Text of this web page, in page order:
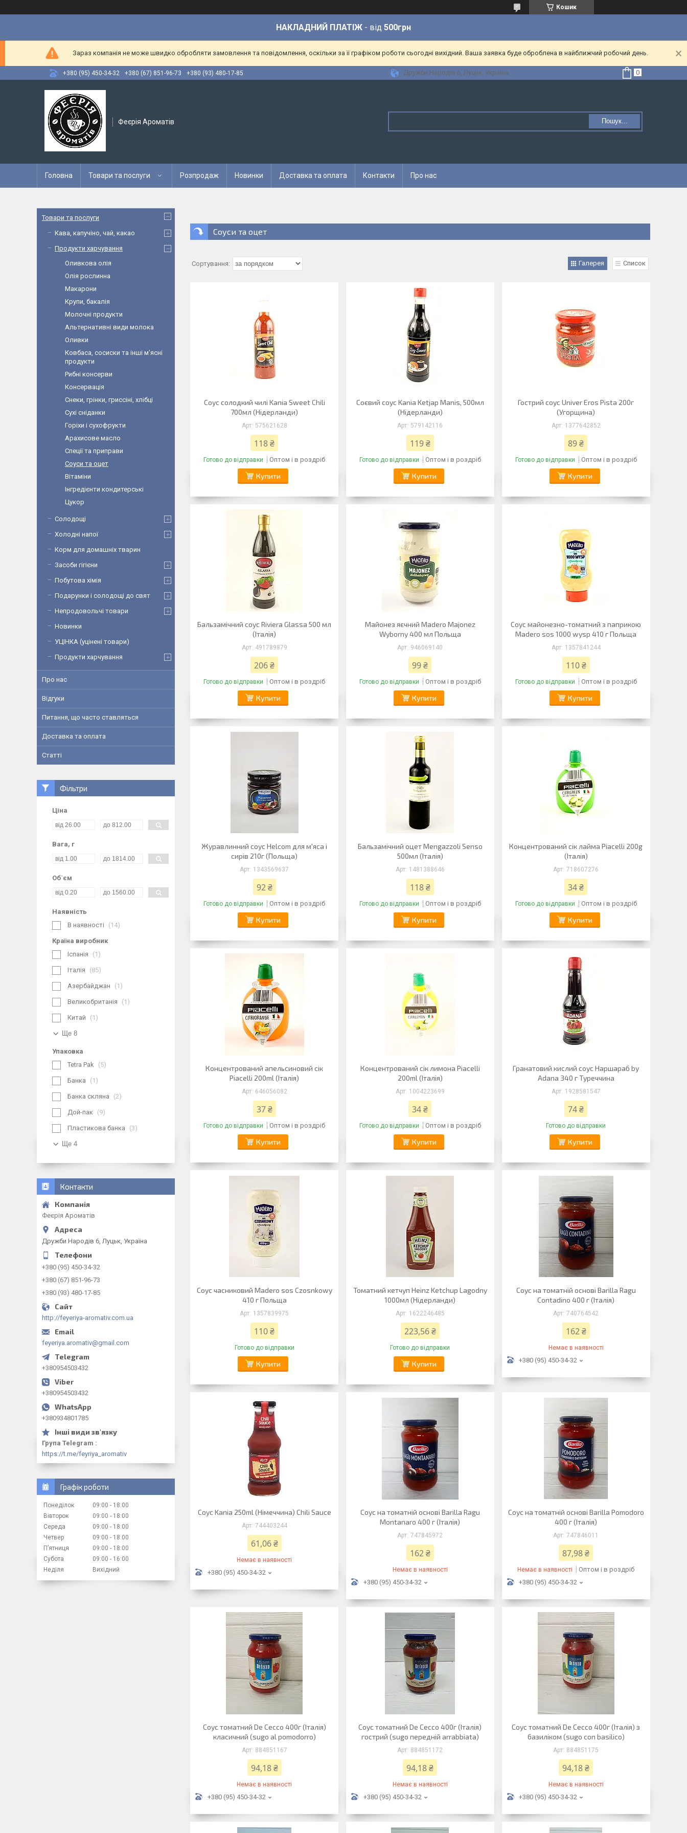
Кошик
НАКЛАДНИЙ ПЛАТІЖ - від 500грн
Зараз компанія не може швидко обробляти замовлення та повідомлення, оскільки за її графіком роботи сьогодні вихідний. Ваша заявка буде оброблена в найближчий робочий день.
+380 (95) 450-34-32 +380 (67) 851-96-73 +380 (93) 480-17-85 Дружби Народів 6, Луцьк, Україна
Феєрія Ароматів Пошук...
Головна Товари та послуги Розпродаж Новинки Доставка та оплата Контакти Про нас
Соуси та оцет
Галерея Список
Соус солодкий чилі Kania Sweet Chili
700мл (Нідерланди)
575621628
118 ₴
Готово до відправки Оптом і в роздріб
Купити
Соєвий соус Kania Ketjap Manis, 500мл
(Нідерланди)
579142116
119 ₴
Готово до відправки Оптом і в роздріб
Купити
Гострий соус Univer Eros Pista 200г
(Угорщина)
1377642852
89 ₴
Готово до відправки Оптом і в роздріб
Купити
Бальзамічний соус Riviera Glassa 500 мл
(Італія)
491789879
206 ₴
Готово до відправки Оптом і в роздріб
Купити
Майонез яєчний Madero Majonez
Wyborny 400 мл Польща
946069140
99 ₴
Готово до відправки Оптом і в роздріб
Купити
Соус майонезно-томатний з паприкою
Madero sos 1000 wysp 410 г Польща
1357841244
110 ₴
Готово до відправки Оптом і в роздріб
Купити
Журавлинний соус Helcom для м'яса і
сирів 210г (Польща)
1343569637
92 ₴
Готово до відправки Оптом і в роздріб
Купити
Бальзамічний оцет Mengazzoli Senso
500мл (Італія)
1481388646
118 ₴
Готово до відправки Оптом і в роздріб
Купити
Концентрований сік лайма Piacelli 200g
(Італія)
718607276
34 ₴
Готово до відправки Оптом і в роздріб
Купити
Концентрований апельсиновий сік
Piacelli 200ml (Італія)
646056082
37 ₴
Готово до відправки Оптом і в роздріб
Купити
Концентрований сік лимона Piacelli
200ml (Італія)
1004223699
34 ₴
Готово до відправки Оптом і в роздріб
Купити
Гранатовий кислий соус Наршараб by
Adana 340 г Туреччина
1928581547
74 ₴
Готово до відправки
Купити
Соус часниковий Madero sos Czosnkowy
410 г Польща
1357839975
110 ₴
Готово до відправки
Купити
Томатний кетчуп Heinz Ketchup Lagodny
1000мл (Нідерланди)
1622246485
223,56 ₴
Готово до відправки
Купити
Соус на томатній основі Barilla Ragu
Contadino 400 г (Італія)
740764542
162 ₴
Немає в наявності
+380 (95) 450-34-32
Соус Kania 250ml (Німеччина) Chili Sauce
744403244
61,06 ₴
Немає в наявності
+380 (95) 450-34-32
Соус на томатній основі Barilla Ragu
Montanaro 400 г (Італія)
747845972
162 ₴
Немає в наявності
+380 (95) 450-34-32
Соус на томатній основі Barilla Pomodoro
400 г (Італія)
747846011
87,98 ₴
Немає в наявності
Оптом і в роздріб
+380 (95) 450-34-32
Соус томатний De Cecco 400г (Італія)
класичний (sugo al pomodorro)
884851167
94,18 ₴
Немає в наявності
+380 (95) 450-34-32
Соус томатний De Cecco 400г (Італія)
гострий (sugo передній arrabbiata)
884851172
94,18 ₴
Немає в наявності
+380 (95) 450-34-32
Соус томатний De Cecco 400г (Італія) з
базиліком (sugo con basilico)
884851175
94,18 ₴
Немає в наявності
+380 (95) 450-34-32
Товари та послуги
Кава, капучіно, чай, какао
Продукти харчування
Оливкова олія
Олія рослинна
Макарони
Крупи, бакалія
Молочні продукти
Альтернативні види молока
Оливки
Ковбаса, сосиски та інші м'ясні
продукти
Рибні консерви
Консервація
Снеки, грінки, гриссіні, хлібці
Сухі сніданки
Горіхи і сухофрукти
Арахисове масло
Спеції та приправи
Соуси та оцет
Вітаміни
Інгредієнти кондитерські
Цукор
Солодощі
Холодні напої
Корм для домашніх тварин
Засоби гігієни
Побутова хімія
Подарунки і солодощі до свят
Непродовольчі товари
Новинки
УЦІНКА (уцінені товари)
Продукти харчування
Про нас
Відгуки
Питання, що часто ставляться
Доставка та оплата
Статті
Фільтри
Ціна
Вага, г
Об`єм
Наявність
В наявності
14
Країна виробник
Іспанія
1
Італія 85
Азербайджан 1
Великобританія 1
Китай 1
Ще 8
Упаковка
Tetra Pak
5
Банка 1
Банка скляна 2
Дой-пак 9
Пластикова банка 3
Ще 4
Контакти
Феєрія Ароматів
Дружби Народів 6, Луцьк, Україна
+380 (95) 450-34-32
+380 (67) 851-96-73
+380 (93) 480-17-85
http://feyeriya-aromativ.com.ua
feyeriya.aromativ@gmail.com
+380954503432
+380954503432
+380934801785
Група Telegram
https://t.me/feyriya_aromativ
Графік роботи
Понеділок 09:00
18:00
Вівторок
09:00
18:00
Середа
09:00
18:00
Четвер
09:00
18:00
Пʼятниця
09:00
18:00
Субота
09:00
16:00
Неділя
Вихідний